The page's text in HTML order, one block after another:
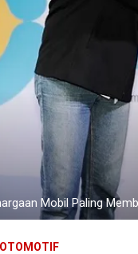
Mobil Paling
OTOMOTIF